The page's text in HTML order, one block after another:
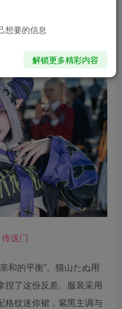
传送门
和的平衡”。猫山たぬ用
捏了这份反差。服装采用
格纹迷你裙，紫黑主调与
想要的信息
解锁更多精彩内容